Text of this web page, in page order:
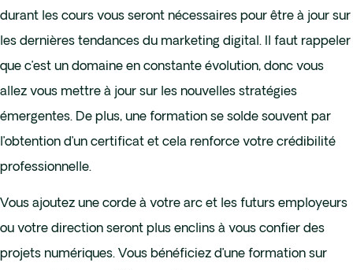
durant les cours vous seront nécessaires pour être à jour sur
les dernières tendances du marketing digital. Il faut rappeler
que c’est un domaine en constante évolution, donc vous
allez vous mettre à jour sur les nouvelles stratégies
émergentes. De plus, une formation se solde souvent par
l’obtention d’un certificat et cela renforce votre crédibilité
professionnelle.
Vous ajoutez une corde à votre arc et les futurs employeurs
ou votre direction seront plus enclins à vous confier des
projets numériques. Vous bénéficiez d’une formation sur